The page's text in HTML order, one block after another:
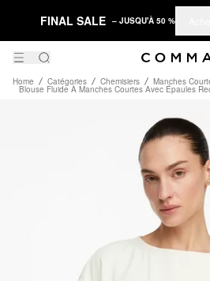
FINAL SALE – JUSQU'À 50 %
Home Catégories Chemisiers Manches
Blouse Fluide À Manches Courtes Avec Épaules